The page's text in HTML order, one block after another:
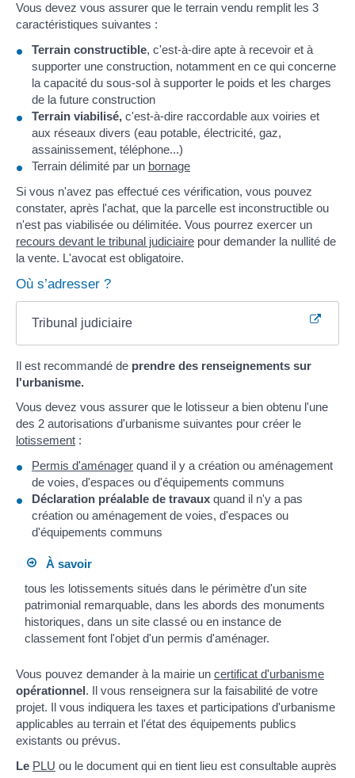
Vous devez vous assurer que le terrain vendu remplit les 3
caractéristiques suivantes :
Terrain constructible, c'est-à-dire apte à recevoir et à
supporter une construction, notamment en ce qui concerne
la capacité du sous-sol à supporter le poids et les charges
de la future construction
Terrain viabilisé, c'est-à-dire raccordable aux voiries et
aux réseaux divers (eau potable, électricité, gaz,
assainissement, téléphone...)
Terrain délimité par un bornage
Si vous n'avez pas effectué ces vérification, vous pouvez
constater, après l'achat, que la parcelle est inconstructible ou
n'est pas viabilisée ou délimitée. Vous pourrez exercer un
recours devant le tribunal judiciaire pour demander la nullité de
la vente. L'avocat est obligatoire.
Où s’adresser ?
Tribunal judiciaire
Il est recommandé de prendre des renseignements sur
l'urbanisme.
Vous devez vous assurer que le lotisseur a bien obtenu l'une
des 2 autorisations d'urbanisme suivantes pour créer le
lotissement :
Permis d'aménager quand il y a création ou aménagement
de voies, d'espaces ou d'équipements communs
Déclaration préalable de travaux quand il n'y a pas
création ou aménagement de voies, d'espaces ou
d'équipements communs
À savoir
tous les lotissements situés dans le périmètre d'un site
patrimonial remarquable, dans les abords des monuments
historiques, dans un site classé ou en instance de
classement font l'objet d'un permis d'aménager.
Vous pouvez demander à la mairie un certificat d'urbanisme
opérationnel. Il vous renseignera sur la faisabilité de votre
projet. Il vous indiquera les taxes et participations d'urbanisme
applicables au terrain et l'état des équipements publics
existants ou prévus.
Le PLU ou le document qui en tient lieu est consultable auprès